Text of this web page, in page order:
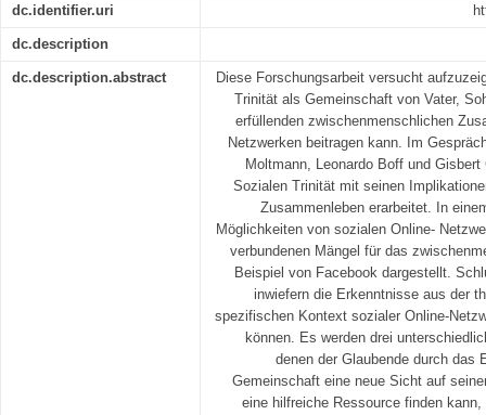
dc.identifier.uri
dc.description
dc.description.abstract
Diese Forschungsarbeit versucht
Trinität als Gemeinschaft von Vater,
erfüllenden zwischenmenschlichen
Netzwerken beitragen kann. Im
Moltmann, Leonardo Boff und
Sozialen Trinität mit seinen
Zusammenleben erarbeitet. In
Möglichkeiten von sozialen Online-
verbundenen Mängel für das
Beispiel von Facebook dargestellt.
inwiefern die Erkenntnisse aus der
spezifischen Kontext sozialer Online-
können. Es werden drei
denen der Glaubende durch das
Gemeinschaft eine neue Sicht auf
eine hilfreiche Ressource finden